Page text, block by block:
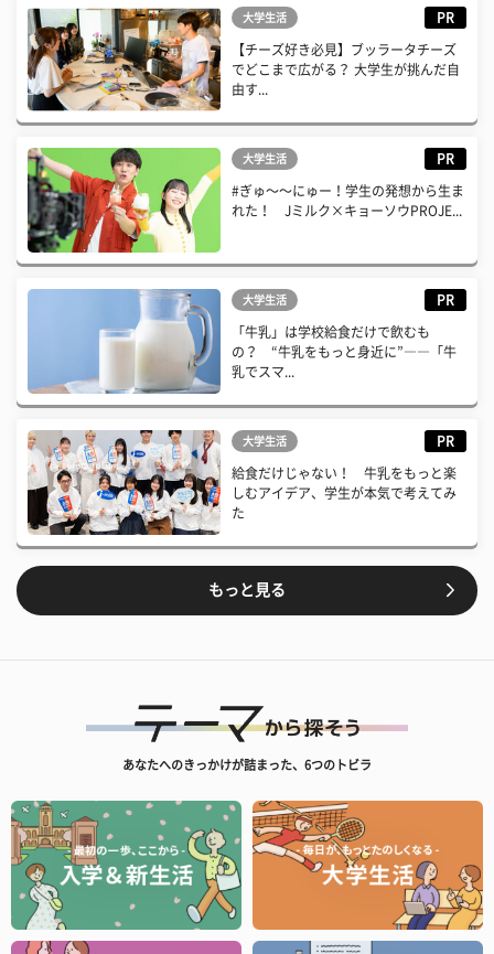
大学生活 PR
【チーズ好き必見】ブッラータチーズ
でどこまで広がる？ 大学生が挑んだ自
由す...
大学生活 PR
#ぎゅ〜〜にゅー！学生の発想から生ま
れた！ Jミルク×キョーソウPROJE...
大学生活 PR
「牛乳」は学校給食だけで飲むも
の？ “牛乳をもっと身近に”――「牛
乳でスマ...
大学生活 PR
給食だけじゃない！ 牛乳をもっと楽
しむアイデア、学生が本気で考えてみ
た
もっと見る
あなたへのきっかけが詰まった、6つのトビラ